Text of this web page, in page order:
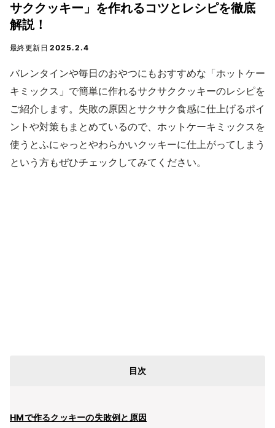
サククッキー」を作れるコツとレシピを徹底
解説！
最終更新日2025.2.4
バレンタインや毎日のおやつにもおすすめな「ホットケー
キミックス」で簡単に作れるサクサククッキーのレシピを
ご紹介します。失敗の原因とサクサク食感に仕上げるポイ
ントや対策もまとめているので、ホットケーキミックスを
使うとふにゃっとやわらかいクッキーに仕上がってしまう
という方もぜひチェックしてみてください。
目次
HMで作るクッキーの失敗例と原因